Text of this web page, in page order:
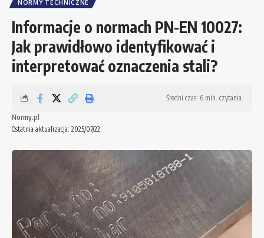
NORMY TECHNICZNE
Informacje o normach PN-EN 10027:
Jak prawidłowo identyfikować i
interpretować oznaczenia stali?
Ostatnia aktualizacja: 2025/07/22
Normy.pl
Średni czas: 6 min. czytania.